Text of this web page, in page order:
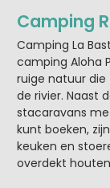
Camping
Camping La
camping Aloha
ruige natuur die
de rivier. Naast
stacaravans
kunt boeken,
keuken en
overdekt